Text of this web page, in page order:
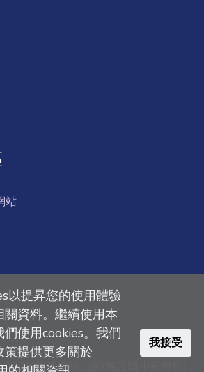
以提昇您的使用體驗
資料。繼續使用本
使用cookies。我們
策提供更多關於
我接受
站
英格蘭幼兒園(附設國小安親班)